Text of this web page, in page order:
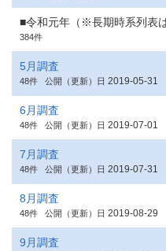
■令和元年（※長期時系列表
384件
5月調査
48件 公開（更新）日 2019-05-31
6月調査
48件 公開（更新）日 2019-07-01
7月調査
48件 公開（更新）日 2019-07-31
8月調査
48件 公開（更新）日 2019-08-29
9月調査